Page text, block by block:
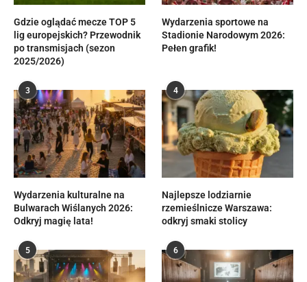
Gdzie oglądać mecze TOP 5
lig europejskich? Przewodnik
po transmisjach (sezon
2025/2026)
Wydarzenia sportowe na
Stadionie Narodowym 2026:
Pełen grafik!
3
Wydarzenia kulturalne na
Bulwarach Wiślanych 2026:
Odkryj magię lata!
4
Najlepsze lodziarnie
rzemieślnicze Warszawa:
odkryj smaki stolicy
5 6